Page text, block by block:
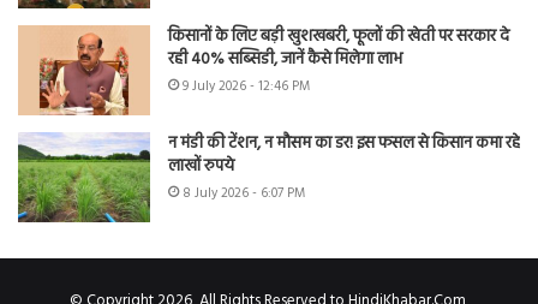
किसानों के लिए बड़ी खुशखबरी, फूलों की खेती पर सरकार दे
रही 40% सब्सिडी, जानें कैसे मिलेगा लाभ
9 July 2026 - 12:46 PM
न मंडी की टेंशन, न मौसम का डर! इस फसल से किसान कमा रहे
लाखों रुपये
8 July 2026 - 6:07 PM